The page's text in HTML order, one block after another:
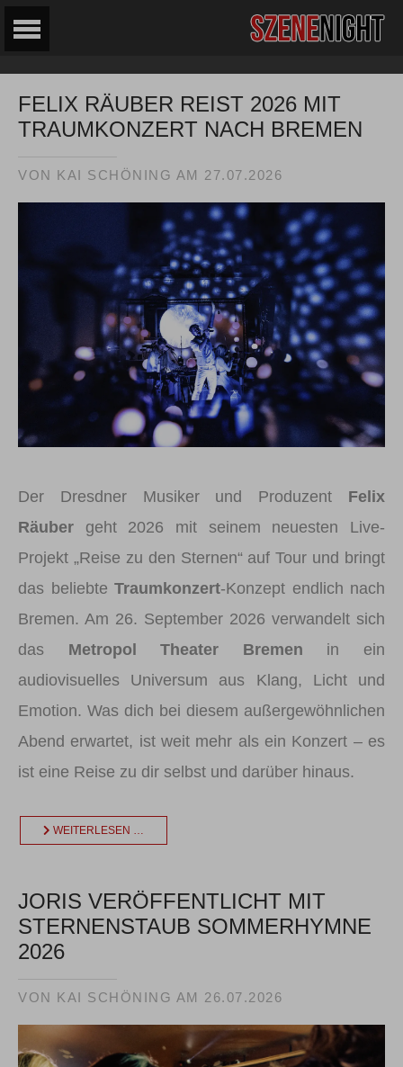
FELIX RÄUBER REIST 2026 MIT
TRAUMKONZERT NACH BREMEN
VON KAI SCHÖNING AM 27.07.2026
Der Dresdner Musiker und Produzent Felix
Räuber geht 2026 mit seinem neuesten Live-
Projekt „Reise zu den Sternen“ auf Tour und bringt
das beliebte Traumkonzert-Konzept endlich nach
Bremen. Am 26. September 2026 verwandelt sich
das Metropol Theater Bremen in ein
audiovisuelles Universum aus Klang, Licht und
Emotion. Was dich bei diesem außergewöhnlichen
Abend erwartet, ist weit mehr als ein Konzert – es
ist eine Reise zu dir selbst und darüber hinaus.
WEITERLESEN …
JORIS VERÖFFENTLICHT MIT
STERNENSTAUB SOMMERHYMNE
2026
VON KAI SCHÖNING AM 26.07.2026